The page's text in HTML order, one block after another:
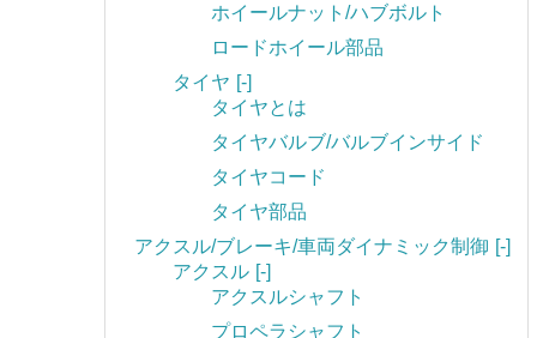
ホイールナット/ハブボルト
ロードホイール部品
タイヤ [-]
タイヤとは
タイヤバルブ/バルブインサイド
タイヤコード
タイヤ部品
アクスル/ブレーキ/車両ダイナミック制御 [-]
アクスル [-]
アクスルシャフト
プロペラシャフト